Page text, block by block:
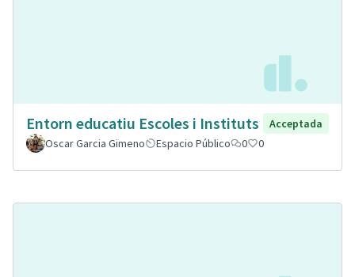
Entorn educatiu Escoles i Instituts
Acceptada
Oscar Garcia Gimeno
Espacio Público 0 0